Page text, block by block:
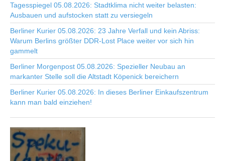
Tagesspiegel 05.08.2026: Stadtklima nicht weiter belasten:
Ausbauen und aufstocken statt zu versiegeln
Berliner Kurier 05.08.2026: 23 Jahre Verfall und kein Abriss:
Warum Berlins größter DDR-Lost Place weiter vor sich hin
gammelt
Berliner Morgenpost 05.08.2026: Spezieller Neubau an
markanter Stelle soll die Altstadt Köpenick bereichern
Berliner Kurier 05.08.2026: In dieses Berliner Einkaufszentrum
kann man bald einziehen!